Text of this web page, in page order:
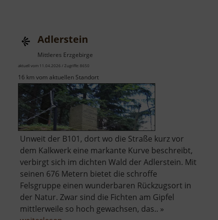
Adlerstein
Mittleres Erzgebirge
aktuell vom 11.04.2026 / Zugriffe: 8650
16 km vom aktuellen Standort
Unweit der B101, dort wo die Straße kurz vor
dem Kalkwerk eine markante Kurve beschreibt,
verbirgt sich im dichten Wald der Adlerstein. Mit
seinen 676 Metern bietet die schroffe
Felsgruppe einen wunderbaren Rückzugsort in
der Natur. Zwar sind die Fichten am Gipfel
mittlerweile so hoch gewachsen, das.. »